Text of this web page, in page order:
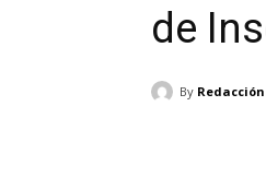
de
By Redacción